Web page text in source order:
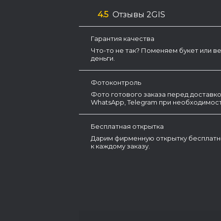
4.5 Отзывы 2GIS
Гарантия качества
Что-то не так? Поменяем букет или
деньги.
Фотоконтроль
Фото готового заказа перед
WhatsApp, Telegram при
Бесплатная открытка
Дарим фирменную открытку
к каждому заказу.